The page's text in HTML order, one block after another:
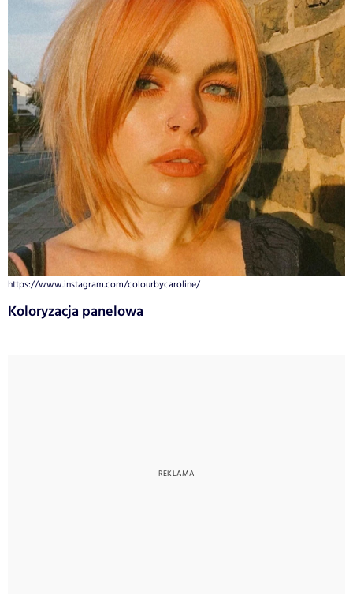
https://www.instagram.com/colourbycaroline/
Koloryzacja panelowa